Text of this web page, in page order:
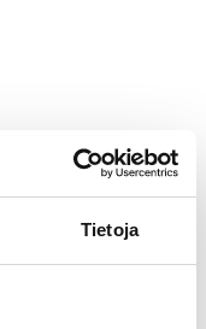
Tietoja